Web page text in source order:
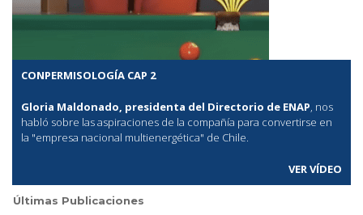
CONPERMISOLOGÍA CAP 2
Gloria Maldonado, presidenta del Directorio de ENAP , nos
habló sobre las aspiraciones de la compañía para convertirse en
la "empresa nacional multienergética" de Chile.
VER VÍDEO
Últimas Publicaciones